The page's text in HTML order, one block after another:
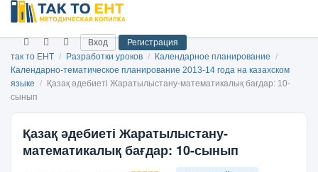
Вход
Регистрация
так то ЕНТ / Разработки уроков / Календарное планирование /
Календарно-тематическое планирование 2013-14 года на казахском
языке /
Қазақ әдебиеті Жаратылыстану-математикалық бағдар: 10-
сынып
Қазақ әдебиеті Жаратылыстану-
математикалық бағдар: 10-сынып